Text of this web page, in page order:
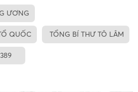
ƯƠNG
QUỐC TỔNG BÍ THƯ TÔ LÂM